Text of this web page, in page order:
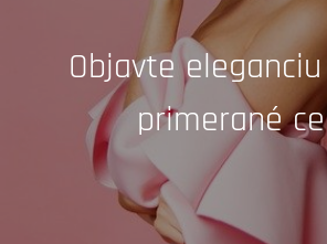
Objavte
primerané